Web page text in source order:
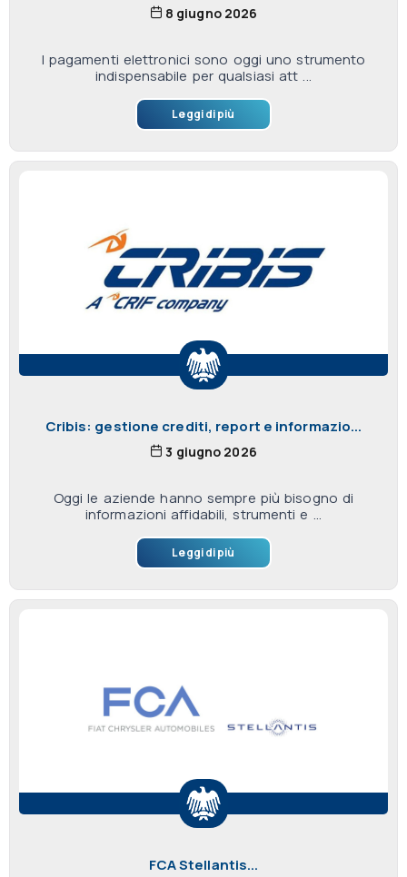
8 giugno 2026
I pagamenti elettronici sono oggi uno strumento
indispensabile per qualsiasi att ...
Leggi di più
Cribis: gestione crediti, report e informazio...
3 giugno 2026
Oggi le aziende hanno sempre più bisogno di
informazioni affidabili, strumenti e ...
Leggi di più
FCA Stellantis...